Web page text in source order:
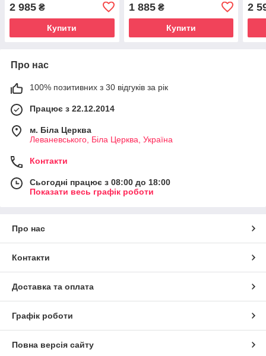
2 985 ₴
Купити
1 885₴
Купити
2
Про нас
100% позитивних з 30 відгуків за рік
Працює з 22.12.2014
м. Біла Церква
Леваневського, Біла Церква, Україна
Контакти
Сьогодні працює з 08:00 до 18:00
Показати весь графік роботи
Про нас
Контакти
Доставка та оплата
Графік роботи
Повна версія сайту